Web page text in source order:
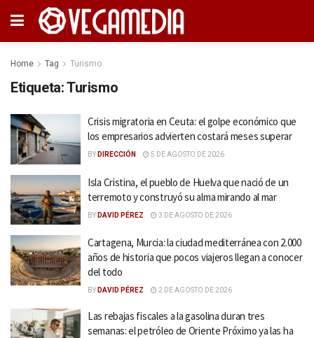
Home Tag Turismo
Etiqueta:Turismo
Crisis migratoria en Ceuta: el golpe económico que
los empresarios advierten costará meses superar
BY DIRECCIÓN 5 DE AGOSTO DE 2026
Isla Cristina, el pueblo de Huelva que nació de un
terremoto y construyó su alma mirando al mar
BY DAVID PÉREZ 3 DE AGOSTO DE 2026
Cartagena, Murcia: la ciudad mediterránea con 2.000
años de historia que pocos viajeros llegan a conocer
del todo
BY DAVID PÉREZ 2 DE AGOSTO DE 2026
Las rebajas fiscales a la gasolina duran tres
semanas: el petróleo de Oriente Próximo ya las ha